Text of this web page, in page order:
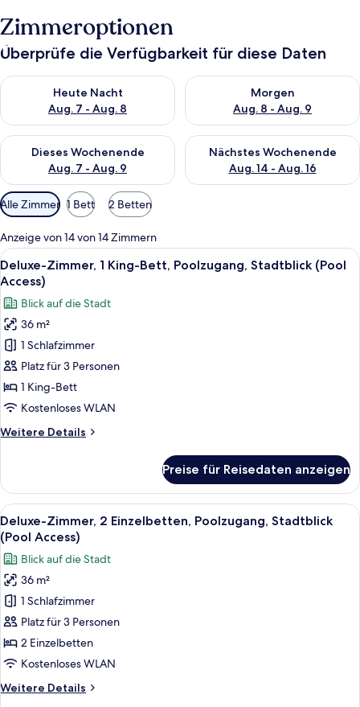
Zimmeroptionen
Überprüfe die Verfügbarkeit für diese Daten
Heute Nacht
Aug. 7 - Aug. 8
Überprüfe die Verfügbarkeit für heute Nacht, Aug. 7 - Aug. 8.
Morgen
Aug. 8 - Aug. 9
Überprüfe die Verfügbarkeit
Dieses Wochenende
Aug. 7 - Aug. 9
Überprüfe die Verfügbarkeit für dieses Wochenende, Aug. 7
Nächstes Wochenende
Aug. 14 - Aug. 16
Überprüfe die Verfügbarkeit
Verfügbare
Filter
für
Zimmer
Alle Zimmer 1 Bett 2 Betten
Anzeige von 14 von 14 Zimmern
Alle
Fotos
für
Deluxe-
Zimmer,
1 King-
Bett,
Poolzugang,
Stadtblick
Access)
Ein Hotelzimmer mit einem großen
3
Deluxe-Zimmer, 1 King-Bett, Poolzugang, Stadtblick (Pool
Access)
Blick auf die Stadt
36 m²
1 Schlafzimmer
Platz für 3 Personen
1 King-Bett
Kostenloses WLAN
Weitere Details
Weitere
Zimmer,
1 King-
Bett,
Poolzugang,
Stadtblick
(Pool
Access)
Preise für Reisedaten anzeigen
Alle
Fotos
für
Deluxe-
Zimmer,
2 Einzelbetten,
Poolzugang,
Stadtblick
(Pool
anzeigen
Ein Hotelzimmer mit zwei Betten,
4
Deluxe-Zimmer, 2 Einzelbetten, Poolzugang, Stadtblick
(Pool Access)
Blick auf die Stadt
36 m²
1 Schlafzimmer
Platz für 3 Personen
2 Einzelbetten
Kostenloses WLAN
Weitere Details
Weitere